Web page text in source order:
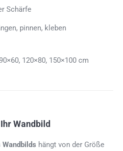
Schärfe
pinnen, kleben
120×80, 150×100 cm
Wandbild
Wandbilds hängt von der Größe